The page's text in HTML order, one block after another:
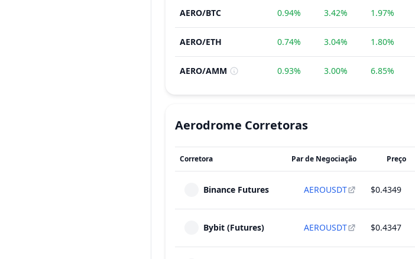
AERO/BTC 0.94% 3.42% 1.97%
AERO/ETH 0.74% 3.04% 1.80%
AERO/AMM 0.93% 3.00% 6.85%
Aerodrome Corretoras
Corretora Par de Negociação Preço
Binance Futures AEROUSDT $0.4349
Bybit (Futures) AEROUSDT $0.4347